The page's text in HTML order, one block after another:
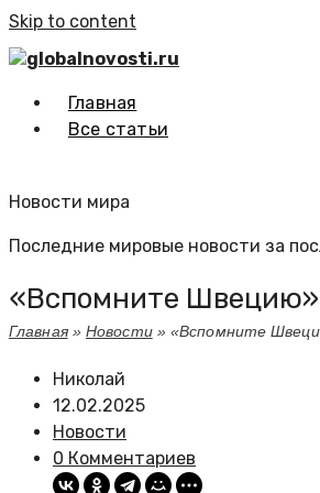
Skip to content
globalnovosti.ru
Главная
Все статьи
Новости мира
Последние мировые новости за
«Вспомните Швецию».
Главная»Новости»«Вспомните
Николай
12.02.2025
Новости
0 Комментариев